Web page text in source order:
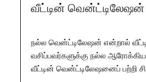
வீட்டின் வென்ட்டிலேஷன்
நல்ல வென்ட்டிலேஷன் என்றால்
வசிப்பவர்களுக்கு நல்ல
வீட்டின் வென்ட்டிலேஷனைப் பற்றி